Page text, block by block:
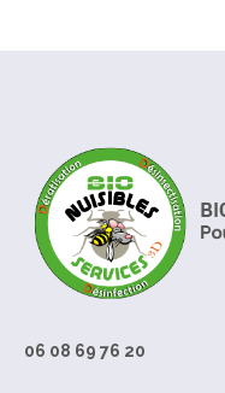
06 08 69 76 20